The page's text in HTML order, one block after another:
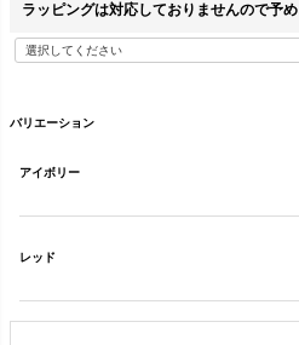
ラッピングは対応しておりませんので予
バリエーション
アイボリー
レッド